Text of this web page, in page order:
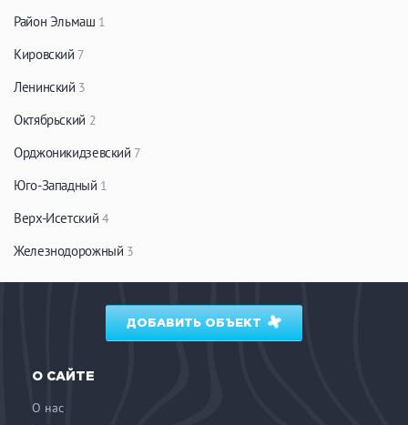
Район Эльмаш 1
Кировский 7
Ленинский 3
Октябрьский 2
Орджоникидзевский 7
Юго-Западный 1
Верх-Исетский 4
Железнодорожный 3
ДОБАВИТЬ ОБЪЕКТ
О САЙТЕ
О нас